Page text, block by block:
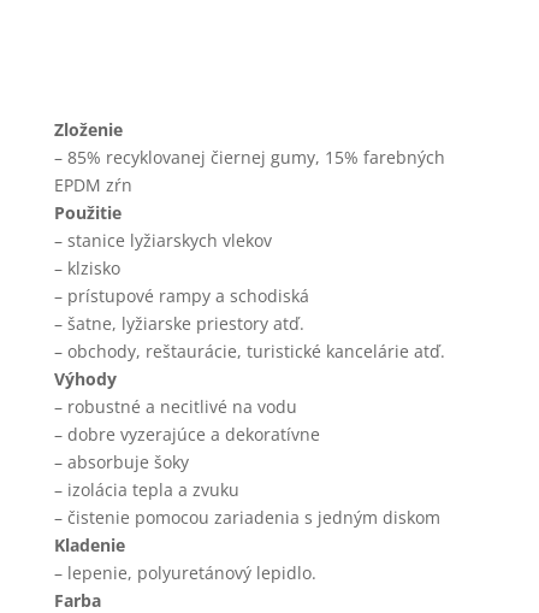
Zloženie
– 85% recyklovanej čiernej gumy, 15% farebných
EPDM zŕn
Použitie
– stanice lyžiarskych vlekov
– klzisko
– prístupové rampy a schodiská
– šatne, lyžiarske priestory atď.
– obchody, reštaurácie, turistické kancelárie atď.
Výhody
– robustné a necitlivé na vodu
– dobre vyzerajúce a dekoratívne
– absorbuje šoky
– izolácia tepla a zvuku
– čistenie pomocou zariadenia s jedným diskom
Kladenie
– lepenie, polyuretánový lepidlo.
Farba